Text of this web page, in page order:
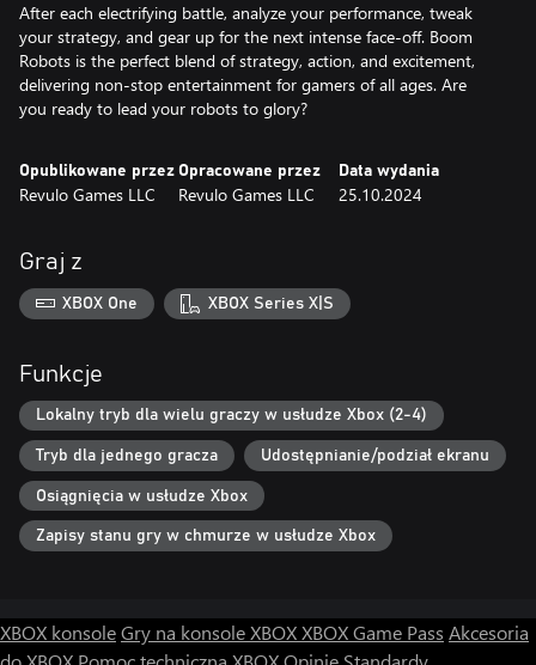
After each electrifying battle, analyze your performance, tweak
your strategy, and gear up for the next intense face-off. Boom
Robots is the perfect blend of strategy, action, and excitement,
delivering non-stop entertainment for gamers of all ages. Are
you ready to lead your robots to glory?
Opublikowane przez
Revulo Games LLC
Opracowane przez
Revulo Games LLC
Data wydania
25.10.2024
Graj z
XBOX One XBOX Series X|S
Funkcje
Lokalny tryb dla wielu graczy w usłudze Xbox (2-4)
Tryb dla jednego gracza Udostępnianie/podział ekranu
Osiągnięcia w usłudze Xbox
Zapisy stanu gry w chmurze w usłudze Xbox
XBOX konsoleGry na konsole XBOXXBOX Game Pass Akcesoria